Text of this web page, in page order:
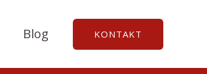
Blog KONTAKT